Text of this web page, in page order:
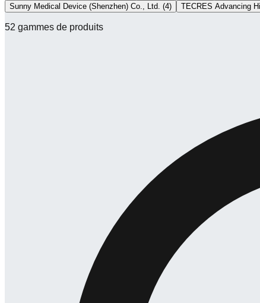
Sunny Medical Device (Shenzhen) Co., Ltd. (4) TECRES Advancing
52 gammes de produits